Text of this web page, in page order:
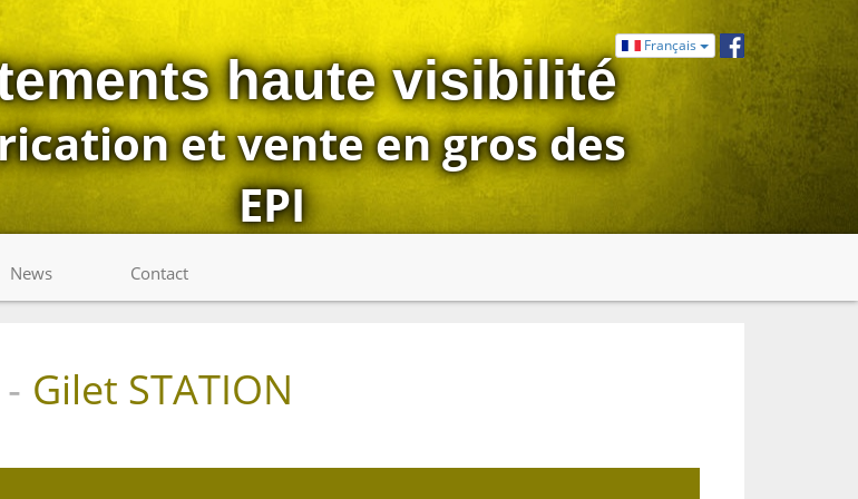
haute visibilité
et vente en gros des
EPI
Français
News Contact
- Gilet STATION